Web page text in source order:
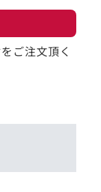
ご注文頂く